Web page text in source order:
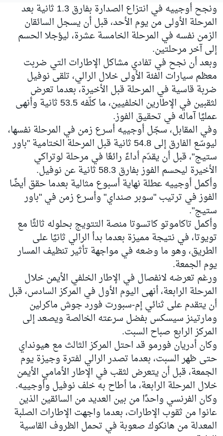
ونجح أوجييه في انتزاع الصدارة بفارق 1.3 ثانية بعد
المرحلة الأولى من يوم الأحد، قبل أن يسجل السائقان
الزمن نفسه في المرحلة الخامسة عشرة، ليؤجلا الحسم
إلى آخر مرحلتين.
وبعد أن نجح في تفادي مشاكل الإطارات التي ضربت
معظم سيارات الفئة الأولى خلال الرالي، تلقى نوفيل
ضربة قاسية في المرحلة قبل الأخيرة، بعدما تعرض
لثقبين في الإطارين الخلفيين، ما كلّفه 53.5 ثانية وأنهى
عمليًا آماله في تحقيق الفوز.
وفي المقابل، سجّل أوجييه أسرع زمن في المرحلة نفسها،
ليوسّع الفارق إلى 54.8 ثانية قبل المرحلة الختامية "باور
ستيج"، قبل أن يقدّم أداءً رائعًا في مرحلة لوتراكي
الأخيرة ليحسم الفوز بفارق 58.3 ثانية عن نوفيل.
وأكمل أوجييه عطلة نهاية أسبوع مثالية بعدما حقق أيضًا
الفوز في ترتيب "سوبر صنداي" وأسرع زمن في "باور
ستيج".
وأكمل تاكاموتو كاتسوتا منصة التتويج بحلوله ثالثًا مع
تويوتا، في نتيجة مميزة بعدما بدأ الرالي ثانيًا على
الطريق، وهو ما وضعه في مواجهة تأثير تنظيف المسار
يوم الجمعة.
ورغم تعرضه لانفصال في الإطار الخلفي الأيمن خلال
المرحلة الرابعة، أنهى اليوم الأول في المركز السادس، قبل
أن يتقدم على ثنائي إم-سبورت فورد جوش ماكرلين
ومارتينز سيسكس بفضل سرعته الخالصة ويصعد إلى
المركز الرابع صباح السبت.
وكان أدريان فورمو قد احتل المركز الثالث مع هيونداي
حتى ظهر السبت، بعدما تصدر الرالي لفترة وجيزة يوم
الجمعة، قبل أن يتعرض لثقب في الإطار الأمامي الأيمن
خلال المرحلة الرابعة، ما أطاح به خلف نوفيل وأوجييه.
وكان الفرنسي واحدًا من بين العديد من السائقين الذين
عانوا من ثقوب الإطارات، بعدما واجهت الإطارات الصلبة
المعدلة من هانكوك صعوبة في تحمل الظروف القاسية